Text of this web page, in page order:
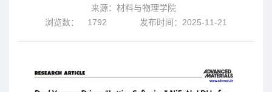
来源：材料与物理学院
浏览数：
1792 发布时间：2025-11-21